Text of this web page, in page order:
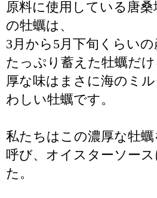
原料に使用している唐
の牡蠣は、
3月から5月下旬くらい
たっぷり蓄えた牡蠣だ
厚な味はまさに海のミ
わしい牡蠣です。
私たちはこの濃厚な牡蠣
呼び、オイスターソー
た。